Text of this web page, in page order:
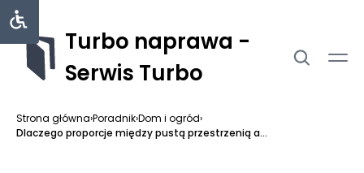
Turbo naprawa -
Serwis Turbo
Strona główna›Poradnik›Dom i ogród›
Dlaczego proporcje między pustą przestrzenią a...